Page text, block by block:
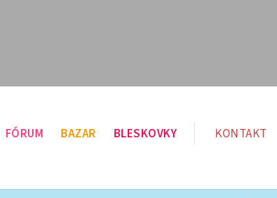
FÓRUM BAZAR BLESKOVKY KONTAKT